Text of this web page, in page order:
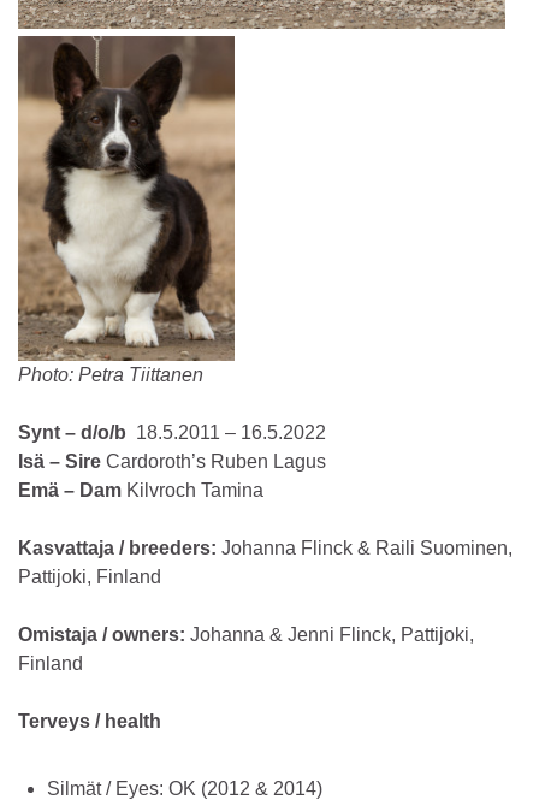
Photo: Petra Tiittanen
Synt – d/o/b 18.5.2011 – 16.5.2022
Isä – Sire Cardoroth’s Ruben Lagus
Emä – Dam Kilvroch Tamina
Kasvattaja / breeders: Johanna Flinck & Raili Suominen,
Pattijoki, Finland
Omistaja / owners: Johanna & Jenni Flinck, Pattijoki,
Finland
Terveys / health
Silmät / Eyes: OK (2012 & 2014)